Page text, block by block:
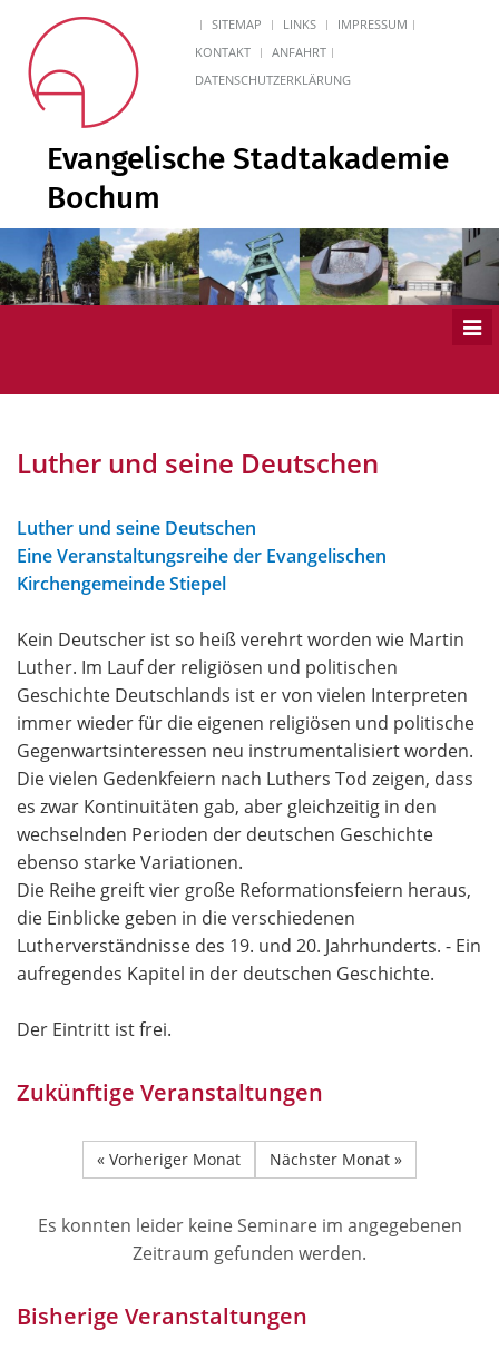
SITEMAP LINKS
IMPRESSUM
KONTAKT
ANFAHRT
DATENSCHUTZERKLÄRUNG
Evangelische Stadtakademie
Bochum
Luther und seine Deutschen
Luther und seine Deutschen
Eine Veranstaltungsreihe der Evangelischen
Kirchengemeinde Stiepel
Kein Deutscher ist so heiß verehrt worden wie Martin
Luther. Im Lauf der religiösen und politischen
Geschichte Deutschlands ist er von vielen Interpreten
immer wieder für die eigenen religiösen und politische
Gegenwartsinteressen neu instrumentalisiert worden.
Die vielen Gedenkfeiern nach Luthers Tod zeigen, dass
es zwar Kontinuitäten gab, aber gleichzeitig in den
wechselnden Perioden der deutschen Geschichte
ebenso starke Variationen.
Die Reihe greift vier große Reformationsfeiern heraus,
die Einblicke geben in die verschiedenen
Lutherverständnisse des 19. und 20. Jahrhunderts. - Ein
aufregendes Kapitel in der deutschen Geschichte.
Der Eintritt ist frei.
Zukünftige Veranstaltungen
« Vorheriger Monat Nächster Monat »
Es konnten leider keine Seminare im angegebenen
Zeitraum gefunden werden.
Bisherige Veranstaltungen